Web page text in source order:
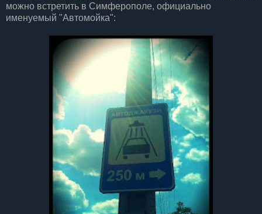
можно встретить в Симферополе, официально
именуемый "Автомойка":